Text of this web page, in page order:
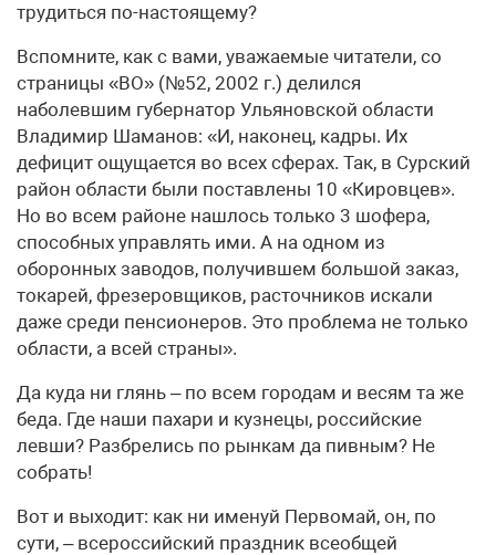
трудиться по-настоящему?
Вспомните, как с вами, уважаемые читатели, со
страницы «ВО» (№52, 2002 г.) делился
наболевшим губернатор Ульяновской области
Владимир Шаманов: «И, наконец, кадры. Их
дефицит ощущается во всех сферах. Так, в Сурский
район области были поставлены 10 «Кировцев».
Но во всем районе нашлось только 3 шофера,
способных управлять ими. А на одном из
оборонных заводов, получившем большой заказ,
токарей, фрезеровщиков, расточников искали
даже среди пенсионеров. Это проблема не только
области, а всей страны».
Да куда ни глянь – по всем городам и весям та же
беда. Где наши пахари и кузнецы, российские
левши? Разбрелись по рынкам да пивным? Не
собрать!
Вот и выходит: как ни именуй Первомай, он, по
сути, – всероссийский праздник всеобщей